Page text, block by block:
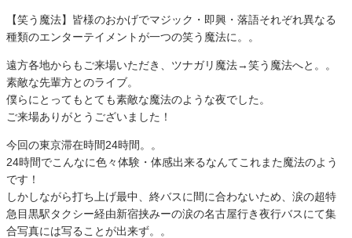
【笑う魔法】皆様のおかげでマジック・即興・落語それぞれ異なる
種類のエンターテイメントが一つの笑う魔法に。。
遠方各地からもご来場いただき、ツナガリ魔法→笑う魔法へと。。
素敵な先輩方とのライブ。
僕らにとってもとても素敵な魔法のような夜でした。
ご来場ありがとうございました！
今回の東京滞在時間24時間。。
24時間でこんなに色々体験・体感出来るなんてこれまた魔法のよう
です！
しかしながら打ち上げ最中、終バスに間に合わないため、涙の超特
急目黒駅タクシー経由新宿挟みーの涙の名古屋行き夜行バスにて集
合写真には写ることが出来ず。。